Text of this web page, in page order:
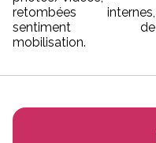
retombées internes,
sentiment de
mobilisation.